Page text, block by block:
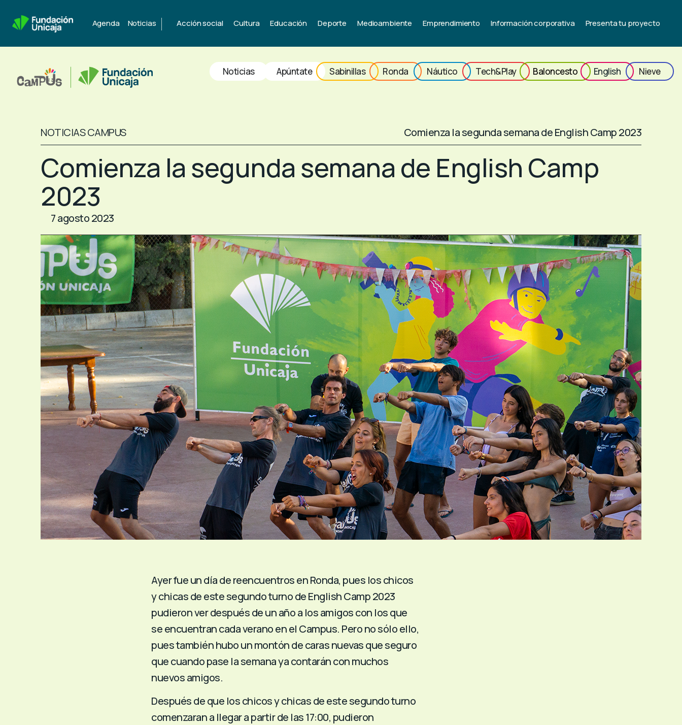
Agenda Noticias | Acción social Cultura Educación Deporte Medioambiente Emprendimiento Información corporativa Presenta tu proyecto
Noticias Apúntate Sabinillas Ronda Náutico Tech&Play Baloncesto English Nieve
NOTICIAS CAMPUS Comienza la segunda semana de English Camp 2023
Comienza la segunda semana de English Camp
2023
7 agosto 2023
Ayer fue un día de reencuentros en Ronda, pues los chicos
y chicas de este segundo turno de English Camp 2023
pudieron ver después de un año a los amigos con los que
se encuentran cada verano en el Campus. Pero no sólo ello,
pues también hubo un montón de caras nuevas que seguro
que cuando pase la semana ya contarán con muchos
nuevos amigos.
Después de que los chicos y chicas de este segundo turno
comenzaran a llegar a partir de las 17:00, pudieron